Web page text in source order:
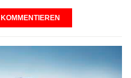
KOMMENTIEREN